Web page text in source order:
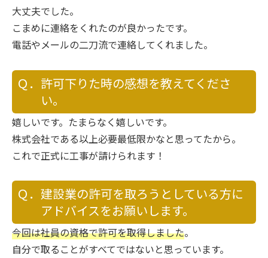
大丈夫でした。
こまめに連絡をくれたのが良かったです。
電話やメールの二刀流で連絡してくれました。
Ｑ．許可下りた時の感想を教えてくださ
い。
嬉しいです。たまらなく嬉しいです。
株式会社である以上必要最低限かなと思ってたから。
これで正式に工事が請けられます！
Ｑ．建設業の許可を取ろうとしている方に
アドバイスをお願いします。
今回は社員の資格で許可を取得しました。
自分で取ることがすべてではないと思っています。